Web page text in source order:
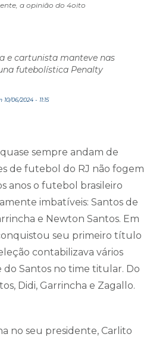
a opinião do 4oito
e cartunista manteve nas
futebolística Penalty
06/2024 - 11:15
sempre andam de
de futebol do RJ não fogem
anos o futebol brasileiro
imbatíveis: Santos de
e Newton Santos. Em
seu primeiro título
contabilizava vários
Santos no time titular. Do
Didi, Garrincha e Zagallo.
no seu presidente, Carlito